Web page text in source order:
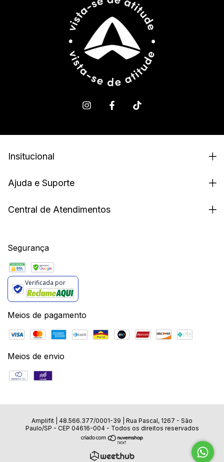
Insitucional
Ajuda e Suporte
Central de Atendimentos
Segurança
Verificada por
Meios de pagamento
Meios de envio
Amplifit | 48.566.377/0001-39
Rua Pascal, 1267 - São
Paulo/SP - CEP 04616-004 - Todos os direitos reservados